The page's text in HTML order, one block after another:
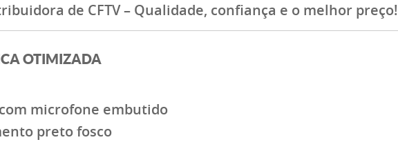
de CFTV – Qualidade, confiança e o melhor preço!
OTIMIZADA
microfone embutido
preto fosco